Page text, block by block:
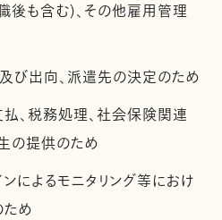
後も含む)、その他雇用管理
び出向、派遣先の決定のため
、税務処理、社会保険関連
の提供のため
ンによるモニタリング等におけ
め